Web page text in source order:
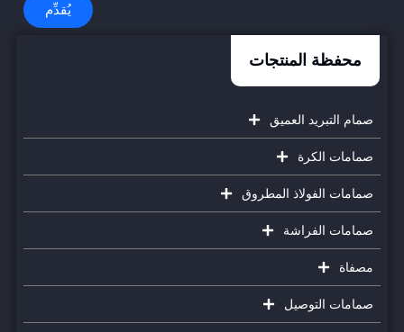
صمام التبريد العميق
صمامات الكرة
صمامات الفولاذ المطروق
صمامات الفراشة
مصفاة
صمامات التوصيل
محفظة المنتجات
يُقدِّم